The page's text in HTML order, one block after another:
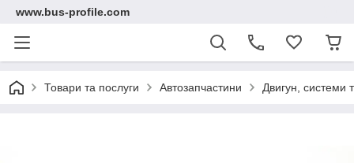
www.bus-profile.com
Товари та послуги Автозапчастини Двигун, системи